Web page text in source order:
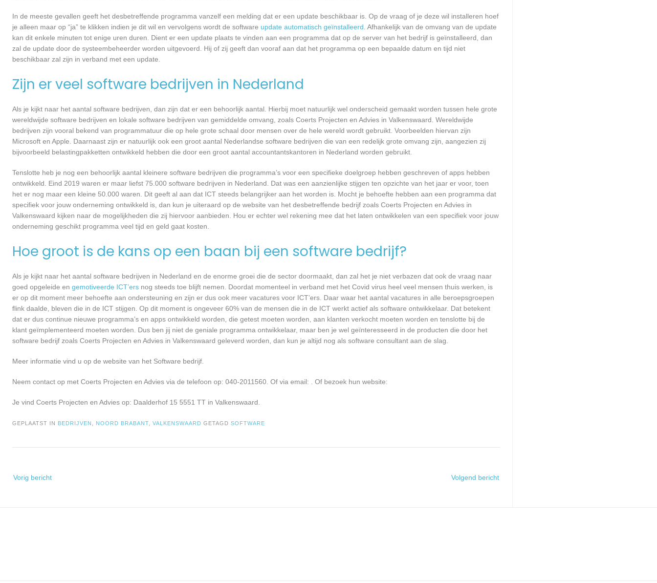
In de meeste gevallen geeft het desbetreffende programma vanzelf een melding dat er een update beschikbaar is. Op de vraag of je deze wil installeren hoef
je alleen maar op “ja” te klikken indien je dit wil en vervolgens wordt de software update automatisch geïnstalleerd . Afhankelijk van de omvang van de update
kan dit enkele minuten tot enige uren duren. Dient er een update plaats te vinden aan een programma dat op de server van het bedrijf is geïnstalleerd, dan
zal de update door de systeembeheerder worden uitgevoerd. Hij of zij geeft dan vooraf aan dat het programma op een bepaalde datum en tijd niet
beschikbaar zal zijn in verband met een update.
Zijn er veel software bedrijven in Nederland
Als je kijkt naar het aantal software bedrijven, dan zijn dat er een behoorlijk aantal. Hierbij moet natuurlijk wel onderscheid gemaakt worden tussen hele grote
wereldwijde software bedrijven en lokale software bedrijven van gemiddelde omvang, zoals Coerts Projecten en Advies in Valkenswaard. Wereldwijde
bedrijven zijn vooral bekend van programmatuur die op hele grote schaal door mensen over de hele wereld wordt gebruikt. Voorbeelden hiervan zijn
Microsoft en Apple. Daarnaast zijn er natuurlijk ook een groot aantal Nederlandse software bedrijven die van een redelijk grote omvang zijn, aangezien zij
bijvoorbeeld belastingpakketten ontwikkeld hebben die door een groot aantal accountantskantoren in Nederland worden gebruikt.
Tenslotte heb je nog een behoorlijk aantal kleinere software bedrijven die programma’s voor een specifieke doelgroep hebben geschreven of apps hebben
ontwikkeld. Eind 2019 waren er maar liefst 75.000 software bedrijven in Nederland. Dat was een aanzienlijke stijgen ten opzichte van het jaar er voor, toen
het er nog maar een kleine 50.000 waren. Dit geeft al aan dat ICT steeds belangrijker aan het worden is. Mocht je behoefte hebben aan een programma dat
specifiek voor jouw onderneming ontwikkeld is, dan kun je uiteraard op de website van het desbetreffende bedrijf zoals Coerts Projecten en Advies in
Valkenswaard kijken naar de mogelijkheden die zij hiervoor aanbieden. Hou er echter wel rekening mee dat het laten ontwikkelen van een specifiek voor jouw
onderneming geschikt programma veel tijd en geld gaat kosten.
Hoe groot is de kans op een baan bij een software bedrijf?
Als je kijkt naar het aantal software bedrijven in Nederland en de enorme groei die de sector doormaakt, dan zal het je niet verbazen dat ook de vraag naar
goed opgeleide en gemotiveerde ICT’ers nog steeds toe blijft nemen. Doordat momenteel in verband met het Covid virus heel veel mensen thuis werken, is
er op dit moment meer behoefte aan ondersteuning en zijn er dus ook meer vacatures voor ICT’ers. Daar waar het aantal vacatures in alle beroepsgroepen
flink daalde, bleven die in de ICT stijgen. Op dit moment is ongeveer 60% van de mensen die in de ICT werkt actief als software ontwikkelaar. Dat betekent
dat er dus continue nieuwe programma’s en apps ontwikkeld worden, die getest moeten worden, aan klanten verkocht moeten worden en tenslotte bij de
klant geïmplementeerd moeten worden. Dus ben jij niet de geniale programma ontwikkelaar, maar ben je wel geïnteresseerd in de producten die door het
software bedrijf zoals Coerts Projecten en Advies in Valkenswaard geleverd worden, dan kun je altijd nog als software consultant aan de slag.
Meer informatie vind u op de website van het Software bedrijf.
Neem contact op met Coerts Projecten en Advies via de telefoon op: 040-2011560. Of via email: . Of bezoek hun website:
Je vind Coerts Projecten en Advies op: Daalderhof 15 5551 TT in Valkenswaard.
GEPLAATST IN BEDRIJVEN NOORD BRABANT VALKENSWAARD GETAGD SOFTWARE
navigatie
Vorig bericht Volgend bericht